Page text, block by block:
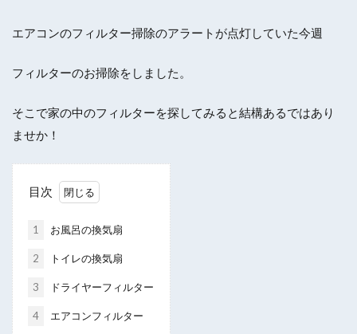
エアコンのフィルター掃除のアラートが点灯していた今週
フィルターのお掃除をしました。
そこで家の中のフィルターを探してみると結構あるではあり
ませか！
目次
1 お風呂の換気扇
2 トイレの換気扇
3 ドライヤーフィルター
4 エアコンフィルター